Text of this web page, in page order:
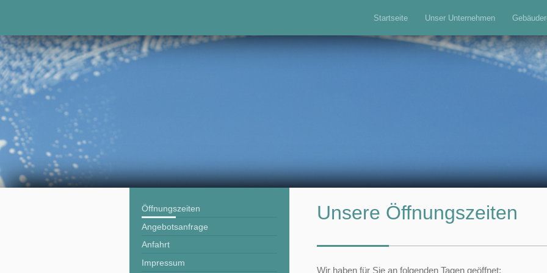
Startseite Unser Unternehmen
Unsere Öffnungszeiten
Wir haben für Sie an folgenden Tagen geöffnet:
Öffnungszeiten
Angebotsanfrage
Anfahrt
Impressum